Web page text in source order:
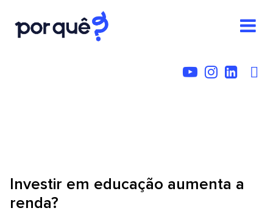
Investir em educação aumenta a
renda?